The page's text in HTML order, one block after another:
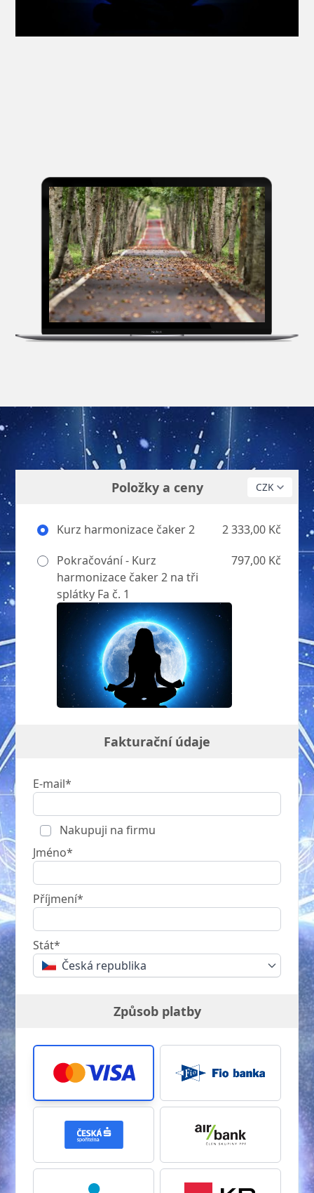
Položky a ceny
Kurz harmonizace čaker 2
2 333,00 Kč
Pokračování - Kurz
harmonizace čaker 2 na tři
splátky Fa č. 1
797,00 Kč
Fakturační údaje
E-mail*
Nakupuji na firmu
Jméno*
Příjmení*
Stát*
Česká republika
Způsob platby